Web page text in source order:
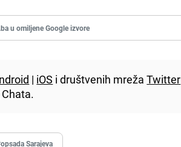
u omiljene Google izvore
| iOS i društvenih mrežaTwitter
Chata.
Sarajeva